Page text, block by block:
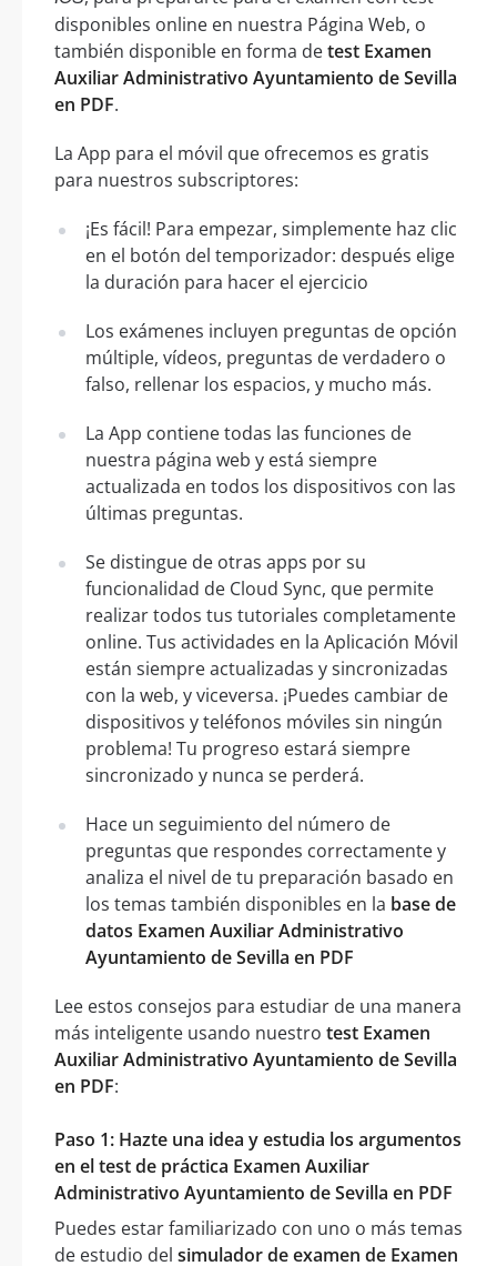
disponibles online en nuestra Página Web, o
también disponible en forma detest Examen
Auxiliar Administrativo Ayuntamiento de Sevilla
en PDF.
La App para el móvil que ofrecemos es gratis
para nuestros subscriptores:
¡Es fácil! Para empezar, simplemente haz clic
en el botón del temporizador: después elige
la duración para hacer el ejercicio
Los exámenes incluyen preguntas de opción
múltiple, vídeos, preguntas de verdadero o
falso, rellenar los espacios, y mucho más.
La App contiene todas las funciones de
nuestra página web y está siempre
actualizada en todos los dispositivos con las
últimas preguntas.
Se distingue de otras apps por su
funcionalidad de Cloud Sync, que permite
realizar todos tus tutoriales completamente
online. Tus actividades en la Aplicación Móvil
están siempre actualizadas y sincronizadas
con la web, y viceversa. ¡Puedes cambiar de
dispositivos y teléfonos móviles sin ningún
problema! Tu progreso estará siempre
sincronizado y nunca se perderá.
Hace un seguimiento del número de
preguntas que respondes correctamente y
analiza el nivel de tu preparación basado en
los temas también disponibles en la base de
datos Examen Auxiliar Administrativo
Ayuntamiento de Sevilla en PDF
Lee estos consejos para estudiar de una manera
más inteligente usando nuestro test Examen
Auxiliar Administrativo Ayuntamiento de Sevilla
en PDF:
Paso 1: Hazte una idea y estudia los argumentos
en el test de práctica Examen Auxiliar
Administrativo Ayuntamiento de Sevilla en PDF
Puedes estar familiarizado con uno o más temas
de estudio del simulador de examen de Examen